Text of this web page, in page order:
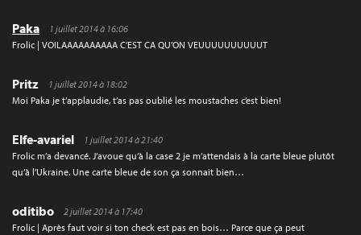
Paka
1 juillet 2014 à 16:06
Frolic | VOILAAAAAAAAAA C’EST CA QU’ON VEUUUUUUUUUUT
Pritz
1 juillet 2014 à 18:02
Moi Paka je t’applaudie, t’as pas oublié les moustaches c’est bien!
Elfe-avariel
1 juillet 2014 à 21:40
Frolic m’a devancé. J’avoue qu’à la case 2 je m’attendais à la carte bleue plutôt
qu’à l’Ukraine. Une carte bleue de son ça sonnait bien…
oditibo
2 juillet 2014 à 17:40
Frolic | Après faut voir si ton check est pas en bois… Parce que ça peut